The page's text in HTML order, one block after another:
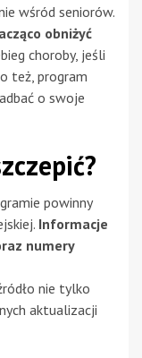
wśród seniorów.
obniżyć
choroby, jeśli
też, program
o swoje
powinny
Informacje
numery
nie tylko
aktualizacji